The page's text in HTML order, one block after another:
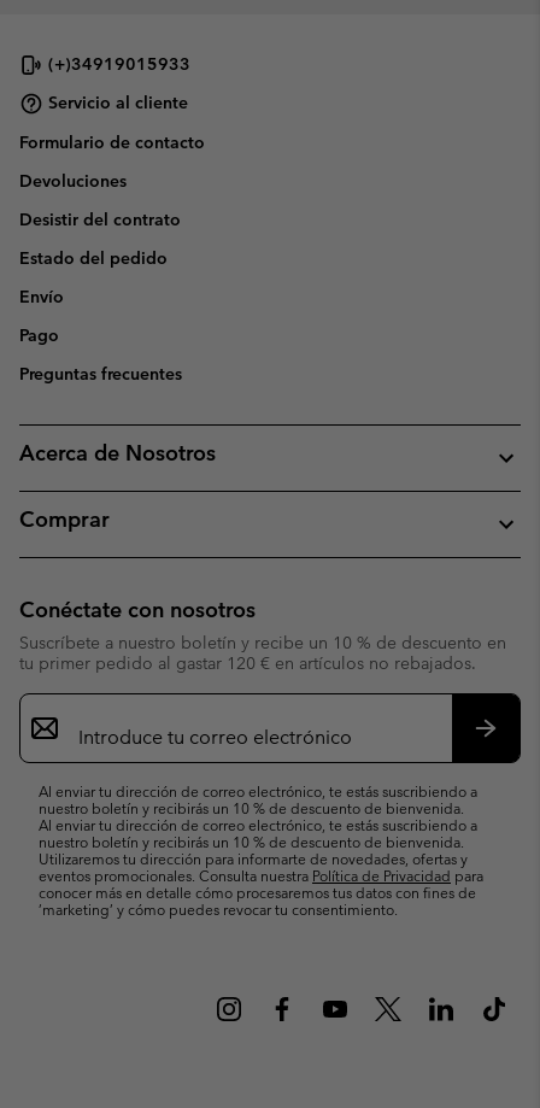
(+)34919015933
Servicio al cliente
Formulario de contacto
Devoluciones
Desistir del contrato
Estado del pedido
Envío
Pago
Preguntas frecuentes
Acerca de Nosotros
Comprar
Conéctate con nosotros
Suscríbete a nuestro boletín y recibe un 10 % de descuento en
tu primer pedido al gastar 120 € en artículos no rebajados.
Suscripción
de
correo
Al enviar tu dirección de correo electrónico, te estás suscribiendo a
nuestro boletín y recibirás un 10 % de descuento de bienvenida.
Al enviar tu dirección de correo electrónico, te estás suscribiendo a
nuestro boletín y recibirás un 10 % de descuento de bienvenida.
Utilizaremos tu dirección para informarte de novedades, ofertas y
eventos promocionales. Consulta nuestra Política de Privacidad para
conocer más en detalle cómo procesaremos tus datos con fines de
’marketing’ y cómo puedes revocar tu consentimiento.